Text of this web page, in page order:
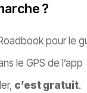
?
pour le
le GPS de l’app
c’est gratuit.